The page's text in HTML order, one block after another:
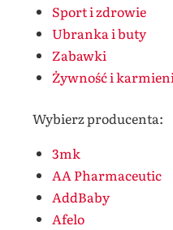
Sport i zdrowie
Ubranka i buty
Zabawki
Żywność i
Wybierz producenta:
3mk
AA Pharmaceutic
AddBaby
Afelo